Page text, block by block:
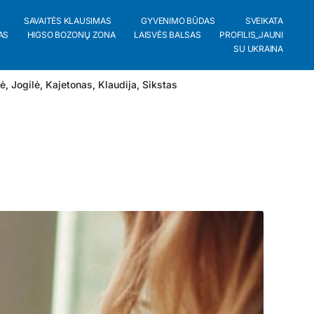
SAVAITĖS KLAUSIMAS GYVENIMO BŪDAS
SVEIKATA
HIGSO BOZONŲ ZONA LAISVĖS BALSAS
PROFILIS_JAUNI
SU UKRAINA
, Jogilė, Kajetonas, Klaudija, Sikstas